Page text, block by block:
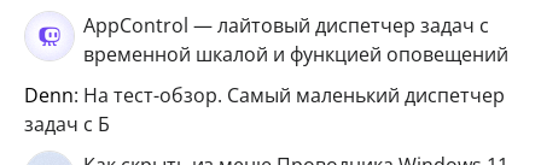
AppControl — лайтовый диспетчер задач с
временной шкалой и функцией оповещений
Denn: На тест-обзор. Самый маленький диспетчер
задач с Б